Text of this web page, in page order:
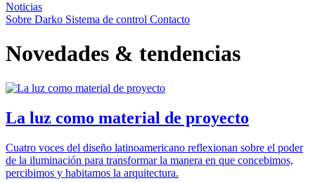
Noticias
Sobre Darko Sistema de control Contacto
Novedades & tendencias
La luz como material de proyecto
Cuatro voces del diseño latinoamericano reflexionan sobre el poder
de la iluminación para transformar la manera en que concebimos,
percibimos y habitamos la arquitectura.